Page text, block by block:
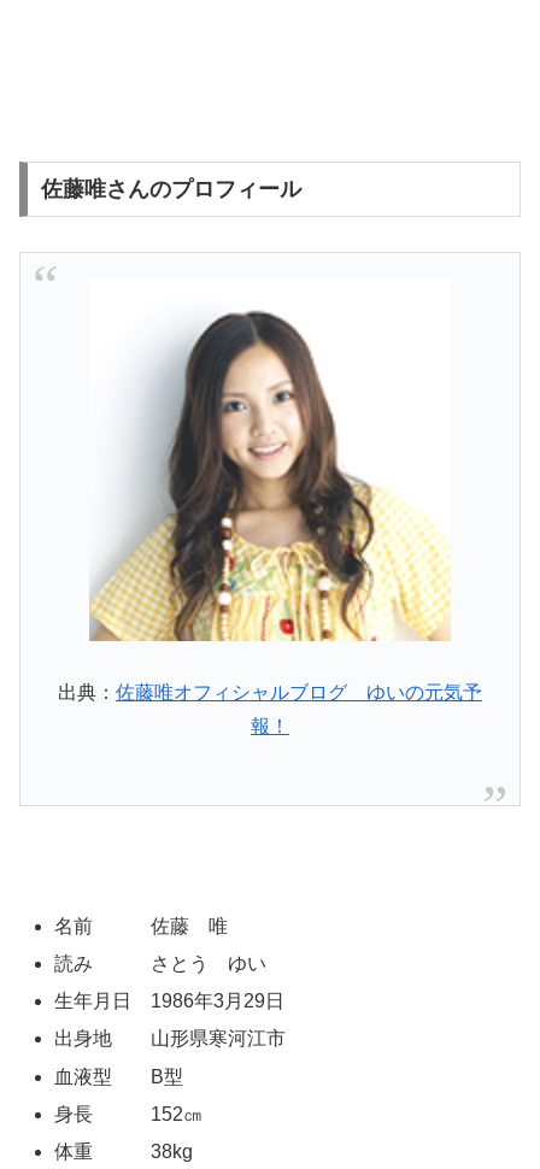
佐藤唯さんのプロフィール
出典： 佐藤唯オフィシャルブログ ゆいの元気予
報！
名前 佐藤 唯
読み さとう ゆい
生年月日 1986年3月29日
出身地 山形県寒河江市
血液型 B型
身長 152㎝
体重 38kg